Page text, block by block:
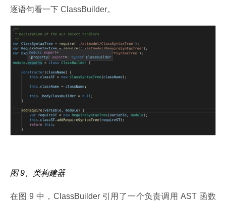
逐语句看一下 ClassBuilder。
图 9、类构建器
在图 9 中，ClassBuilder 引用了一个负责调用 AST 函数